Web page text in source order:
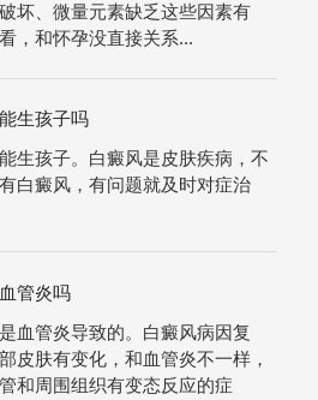
坏、微量元素缺乏这些因素有
，和怀孕没直接关系...
生孩子吗
生孩子。白癜风是皮肤疾病，不
白癜风，有问题就及时对症治
管炎吗
血管炎导致的。白癜风病因复
皮肤有变化，和血管炎不一样，
和周围组织有变态反应的症